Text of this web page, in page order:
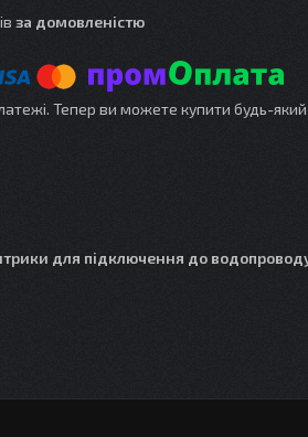
за домовленістю
Тепер ви можете купити будь-
для підключення до